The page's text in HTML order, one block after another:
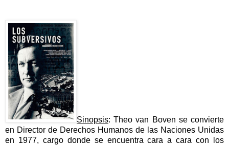
Sinopsis: Theo van Boven se convierte
en Director de Derechos Humanos de las Naciones Unidas
en 1977, cargo donde se encuentra cara a cara con los